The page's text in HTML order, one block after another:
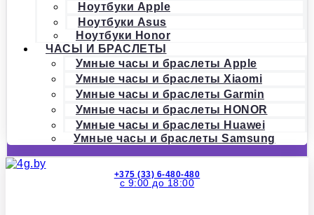
Ноутбуки Apple
Ноутбуки Asus
Ноутбуки Honor
ЧАСЫ И БРАСЛЕТЫ
Умные часы и браслеты Apple
Умные часы и браслеты Xiaomi
Умные часы и браслеты Garmin
Умные часы и браслеты HONOR
Умные часы и браслеты Huawei
Умные часы и браслеты Samsung
+375 (33) 6-480-480
с 9:00 до 18:00